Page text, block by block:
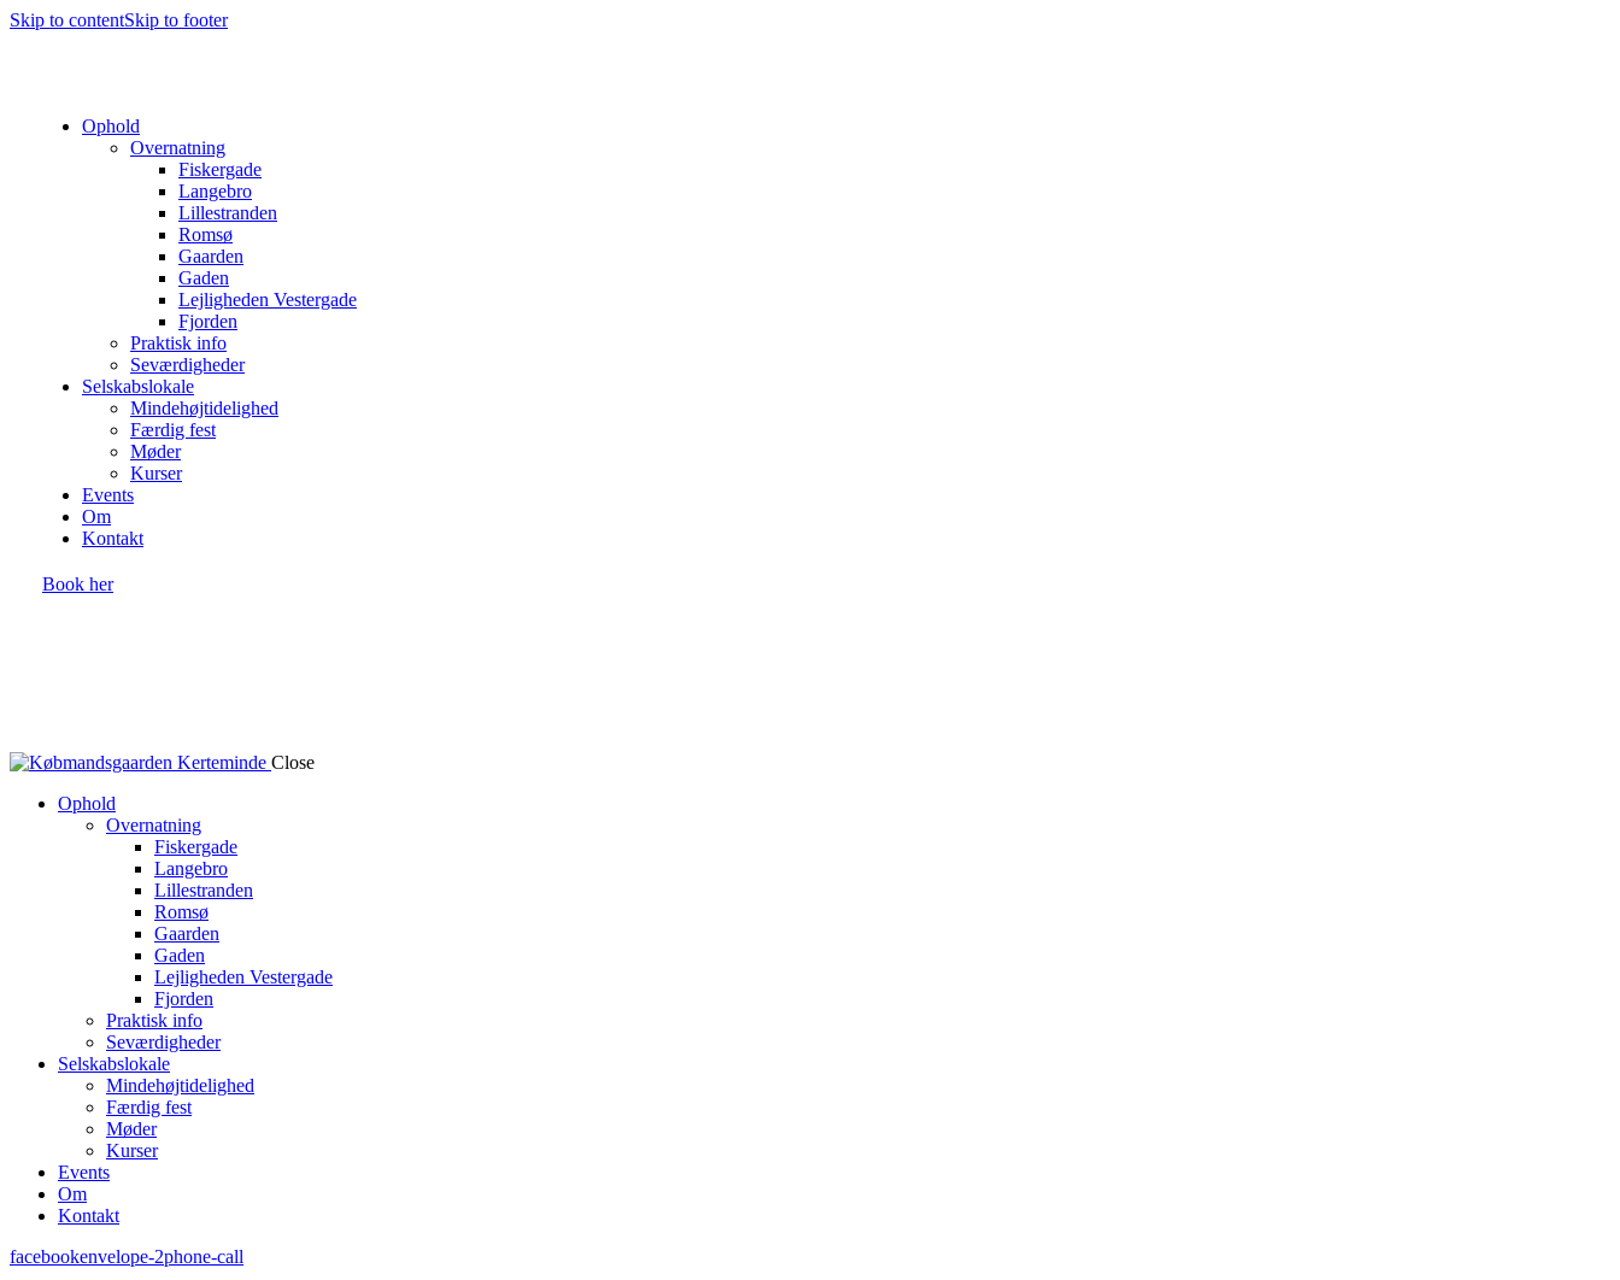
Skip to contentSkip to footer
Ophold
Overnatning
Fiskergade
Langebro
Lillestranden
Romsø
Gaarden
Gaden
Lejligheden Vestergade
Fjorden
Praktisk info
Seværdigheder
Selskabslokale
Mindehøjtidelighed
Færdig fest
Møder
Kurser
Events
Om
Kontakt
Book her
Close
Ophold
Overnatning
Fiskergade
Langebro
Lillestranden
Romsø
Gaarden
Gaden
Lejligheden Vestergade
Fjorden
Praktisk info
Seværdigheder
Selskabslokale
Mindehøjtidelighed
Færdig fest
Møder
Kurser
Events
Om
Kontakt
facebookenvelope-2phone-call